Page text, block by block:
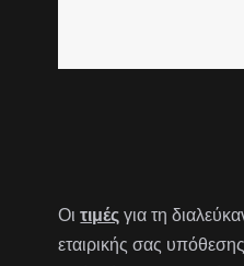
Οιτιμές για τη
εταιρικής σας